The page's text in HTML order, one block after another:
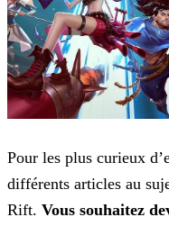
Pour les plus curieux
différents articles au
Rift. Vous souhaitez